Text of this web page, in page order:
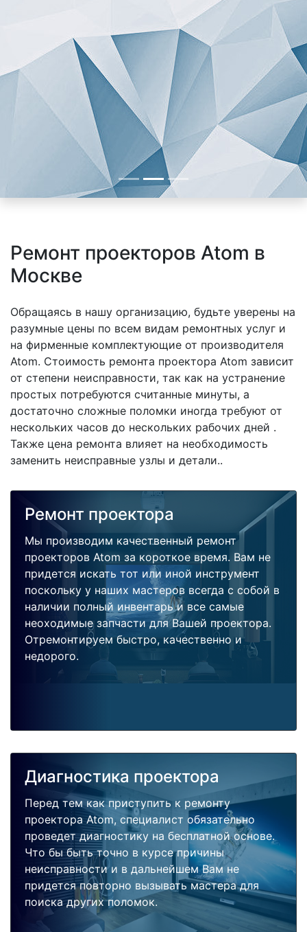
Ремонт проекторов Atom в
Москве
Обращаясь в нашу организацию, будьте уверены на
разумные цены по всем видам ремонтных услуг и
на фирменные комплектующие от производителя
Atom. Стоимость ремонта проектора Atom зависит
от степени неисправности, так как на устранение
простых потребуются считанные минуты, а
достаточно сложные поломки иногда требуют от
нескольких часов до нескольких рабочих дней .
Также цена ремонта влияет на необходимость
заменить неисправные узлы и детали..
Ремонт проектора
Мы производим качественный ремонт
проекторов Atom за короткое время. Вам не
придется искать тот или иной инструмент
поскольку у наших мастеров всегда с собой в
наличии полный инвентарь и все самые
неоходимые запчасти для Вашей проектора.
Отремонтируем быстро, качественно и
недорого.
Диагностика проектора
Перед тем как приступить к ремонту
проектора Atom, специалист обязательно
проведет диагностику на бесплатной основе.
Что бы быть точно в курсе причины
неисправности и в дальнейшем Вам не
придется повторно вызывать мастера для
поиска других поломок.